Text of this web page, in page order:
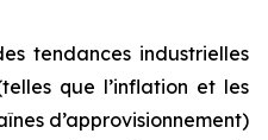
tendances industrielles
que l’inflation et les
d’approvisionnement)